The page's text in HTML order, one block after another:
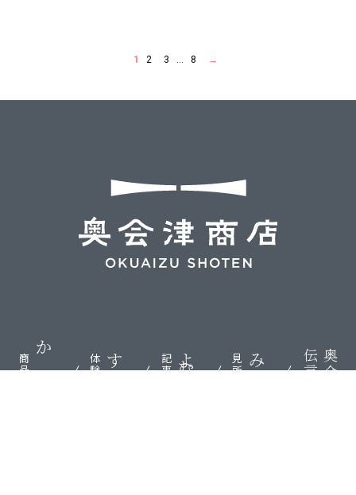
1 2 3 8 →
かう
商品 する
体験 よむ
記事 みる
見所 奥会津
伝言板